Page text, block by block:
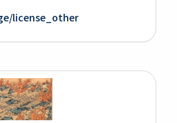
license_other